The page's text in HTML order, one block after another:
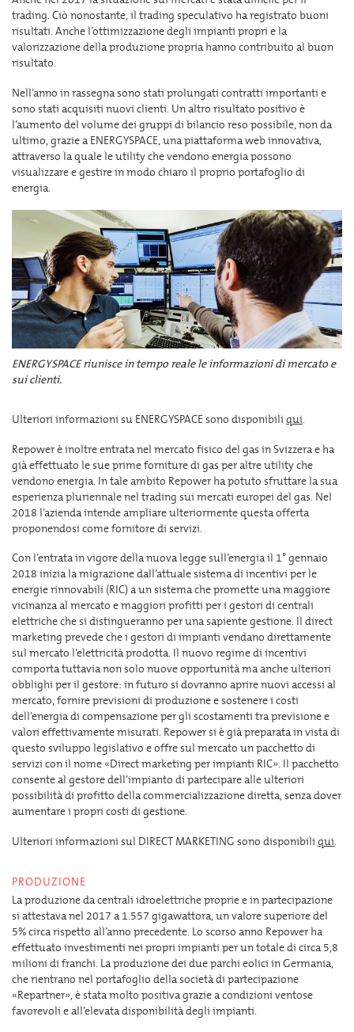
trading. Ciò nonostante, il trading speculativo ha registrato buoni
risultati. Anche l’ottimizzazione degli impianti propri e la
valorizzazione della produzione propria hanno contribuito al buon
risultato.
Nell’anno in rassegna sono stati prolungati contratti importanti e
sono stati acquisiti nuovi clienti. Un altro risultato positivo è
l’aumento del volume dei gruppi di bilancio reso possibile, non da
ultimo, grazie a ENERGYSPACE, una piattaforma web innovativa,
attraverso la quale le utility che vendono energia possono
visualizzare e gestire in modo chiaro il proprio portafoglio di
energia.
ENERGYSPACE riunisce in tempo reale le informazioni di mercato e
sui clienti.
Ulteriori informazioni su ENERGYSPACE sono disponibili qui.
Repower è inoltre entrata nel mercato fisico del gas in Svizzera e ha
già effettuato le sue prime forniture di gas per altre utility che
vendono energia. In tale ambito Repower ha potuto sfruttare la sua
esperienza pluriennale nel trading sui mercati europei del gas. Nel
2018 l’azienda intende ampliare ulteriormente questa offerta
proponendosi come fornitore di servizi.
Con l’entrata in vigore della nuova legge sull’energia il 1° gennaio
2018 inizia la migrazione dall’attuale sistema di incentivi per le
energie rinnovabili (RIC) a un sistema che promette una maggiore
vicinanza al mercato e maggiori profitti per i gestori di centrali
elettriche che si distingueranno per una sapiente gestione. Il direct
marketing prevede che i gestori di impianti vendano direttamente
sul mercato l’elettricità prodotta. Il nuovo regime di incentivi
comporta tuttavia non solo nuove opportunità ma anche ulteriori
obblighi per il gestore: in futuro si dovranno aprire nuovi accessi al
mercato, fornire previsioni di produzione e sostenere i costi
dell’energia di compensazione per gli scostamenti tra previsione e
valori effettivamente misurati. Repower si è già preparata in vista di
questo sviluppo legislativo e offre sul mercato un pacchetto di
servizi con il nome «Direct marketing per impianti RIC». Il pacchetto
consente al gestore dell’impianto di partecipare alle ulteriori
possibilità di profitto della commercializzazione diretta, senza dover
aumentare i propri costi di gestione.
Ulteriori informazioni sul DIRECT MARKETING sono disponibili qui.
PRODUZIONE
La produzione da centrali idroelettriche proprie e in partecipazione
si attestava nel 2017 a 1.557 gigawattora, un valore superiore del
5% circa rispetto all’anno precedente. Lo scorso anno Repower ha
effettuato investimenti nei propri impianti per un totale di circa 5,8
milioni di franchi. La produzione dei due parchi eolici in Germania,
che rientrano nel portafoglio della società di partecipazione
«Repartner», è stata molto positiva grazie a condizioni ventose
favorevoli e all’elevata disponibilità degli impianti.